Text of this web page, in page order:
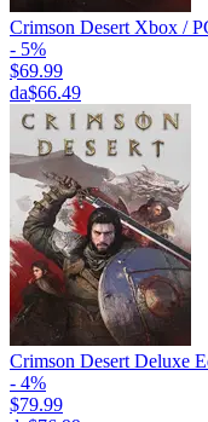
Crimson Desert Xbox /
- 5%
$69.99
da$66.49
Crimson Desert Deluxe
- 4%
$79.99